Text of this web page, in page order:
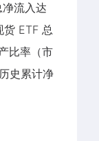
流入达
ETF 总
比率（市
史累计净